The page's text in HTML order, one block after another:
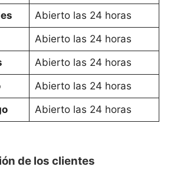
Abierto las 24 horas
Abierto las 24 horas
Abierto las 24 horas
Abierto las 24 horas
Abierto las 24 horas
de los clientes